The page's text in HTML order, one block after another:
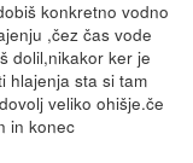
konkretno vodno
,čez čas vode
dolil,nikakor ker je
hlajenja sta si tam
veliko ohišje.če
in konec